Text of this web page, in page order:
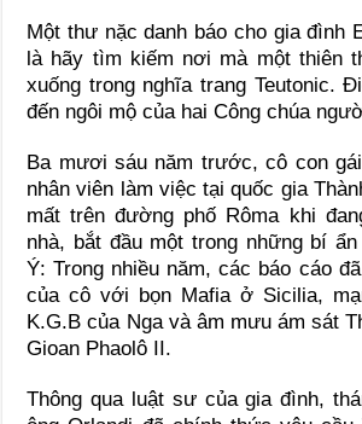
Một thư nặc danh báo cho gia đình
là hãy tìm kiếm nơi mà một thiên
xuống trong nghĩa trang Teutonic.
đến ngôi mộ của hai Công chúa
Ba mươi sáu năm trước, cô con
nhân viên làm việc tại quốc gia
mất trên đường phố Rôma khi
nhà, bắt đầu một trong những bí
Ý: Trong nhiều năm, các báo cáo
của cô với bọn Mafia ở Sicilia,
K.G.B của Nga và âm mưu ám sát
Gioan Phaolô II.
Thông qua luật sư của gia đình,